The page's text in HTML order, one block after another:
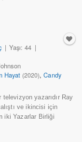
| Yaşı: 44 |
Hayat (2020),Candy
televizyon yazarıdır Ray
ve ikincisi için
iki Yazarlar Birliği